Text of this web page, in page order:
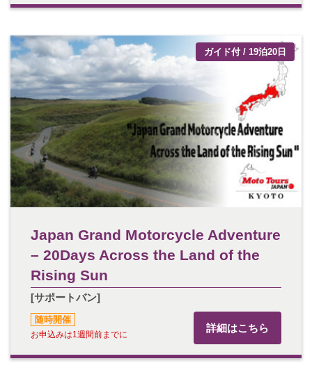
ガイド付 / 19泊20日
Japan Grand Motorcycle Adventure
– 20Days Across the Land of the
Rising Sun
[サポートバン]
随時開催
お申込みは1週間前までに
詳細はこちら